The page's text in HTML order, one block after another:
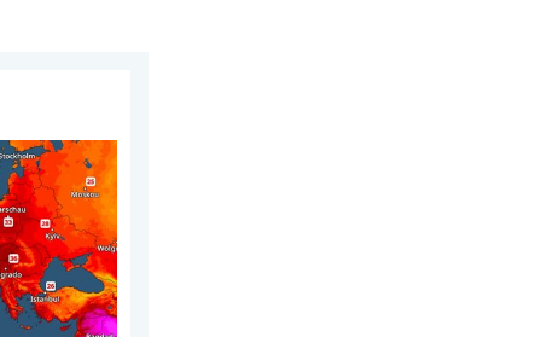
2026
warm. Tot 30 graden. . . vrijdag 31 juli 2026